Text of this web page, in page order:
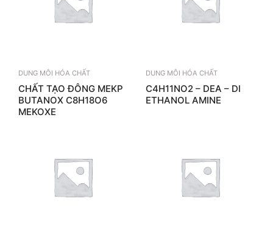
DUNG MÔI HÓA CHẤT
CHẤT TẠO ĐÔNG MEKP
BUTANOX C8H18O6
MEKOXE
DUNG MÔI HÓA CHẤT
C4H11NO2 – DEA – DI
ETHANOL AMINE